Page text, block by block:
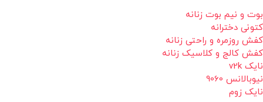
بوت و نیم بوت زنانه
کتونی دخترانه
کفش روزمره و راحتی زنانه
کفش کالج و کلاسیک زنانه
نایک v2k
نیوبالانس 9060
نایک زوم